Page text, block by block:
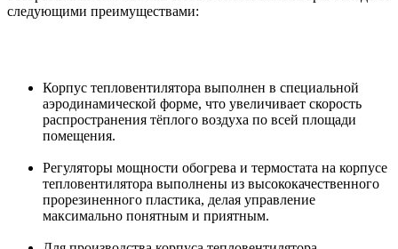
следующими преимуществами:
Корпус тепловентилятора выполнен в специальной
аэродинамической форме, что увеличивает скорость
распространения тёплого воздуха по всей площади
помещения.
Регуляторы мощности обогрева и термостата на корпусе
тепловентилятора выполнены из высококачественного
прорезиненного пластика, делая управление
максимально понятным и приятным.